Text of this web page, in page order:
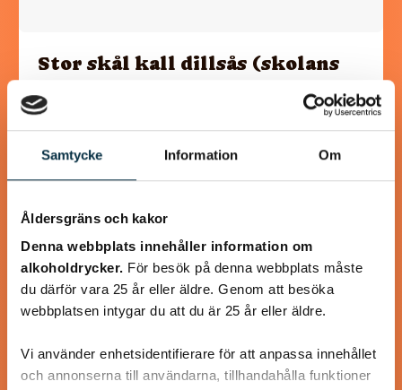
Samtycke Information Om
Åldersgräns och kakor
Denna webbplats innehåller information om
alkoholdrycker. För besök på denna webbplats måste
du därför vara 25 år eller äldre. Genom att besöka
webbplatsen intygar du att du är 25 år eller äldre.
Vi använder enhetsidentifierare för att anpassa innehållet
och annonserna till användarna, tillhandahålla funktioner
Stor skål kall dillsås (skolans
Minns ni den kalla dillsåsen man fick i skolan? Ja precis den
man dränkte tallriken med. Den absolut godaste såsen till